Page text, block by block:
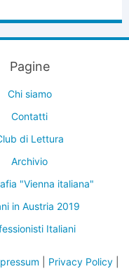
Pagine
Chi siamo
Contatti
di Lettura
Archivio
"Vienna italiana"
in Austria 2019
Italiani
Privacy Policy|